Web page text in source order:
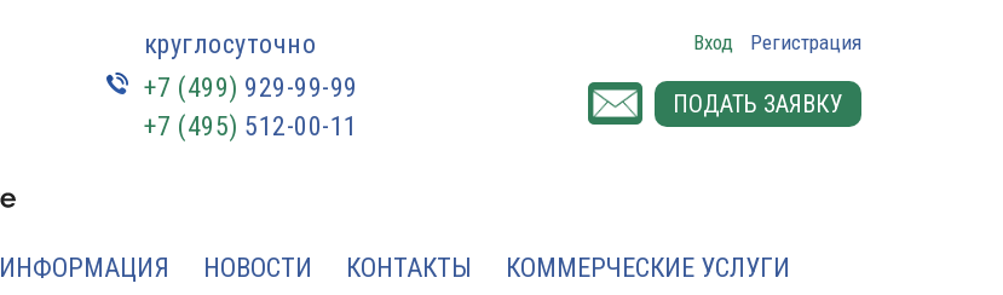
круглосуточно
+7 (499) 929-99-99
+7 (495) 512-00-11
Вход Регистрация
ПОДАТЬ ЗАЯВКУ
ИНФОРМАЦИЯ НОВОСТИ КОНТАКТЫ КОММЕРЧЕСКИЕ УСЛУГИ